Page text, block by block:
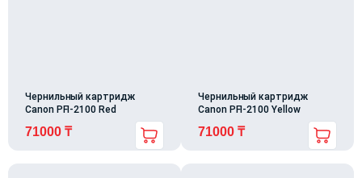
Чернильный картридж
Canon PFI-2100 Red
71000 ₸
Чернильный картридж
Canon PFI-2100 Yellow
71000 ₸